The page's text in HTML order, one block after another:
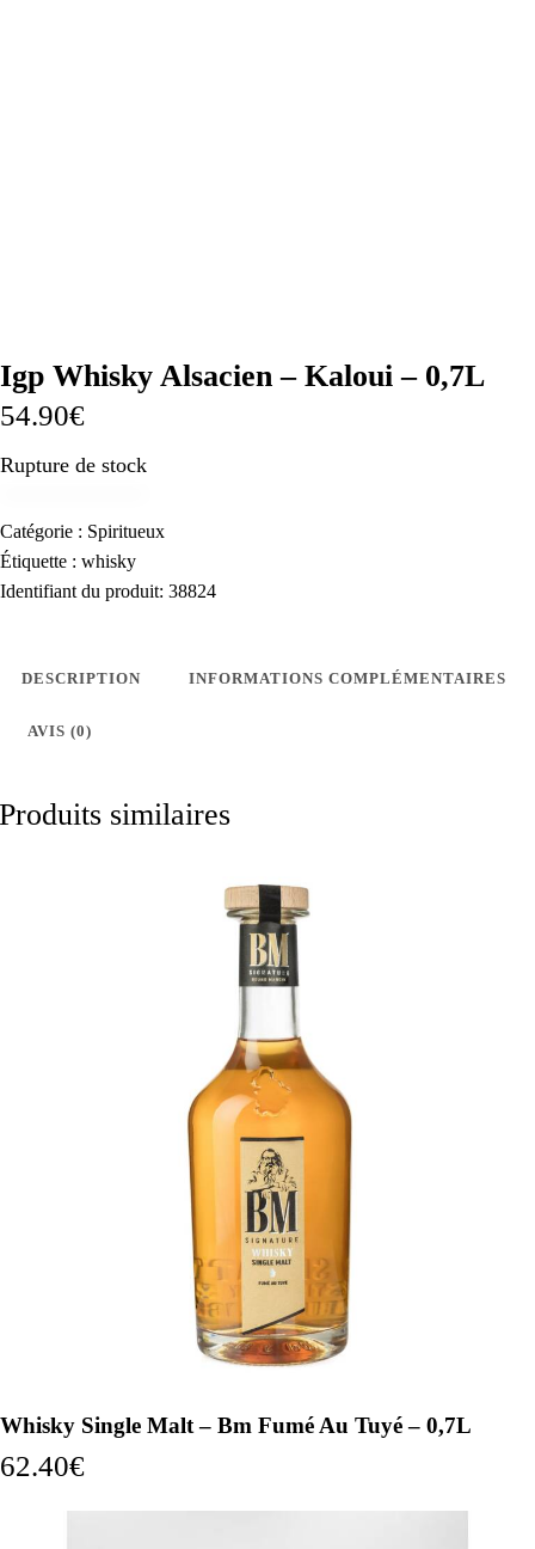
Igp Whisky Alsacien – Kaloui – 0,7L
54.90€
Rupture de stock
Catégorie : Spiritueux
Étiquette : whisky
Identifiant du produit: 38824
DESCRIPTION INFORMATIONS COMPLÉMENTAIRES
AVIS (0)
Produits similaires
Whisky Single Malt – Bm Fumé Au Tuyé – 0,7L
62.40€